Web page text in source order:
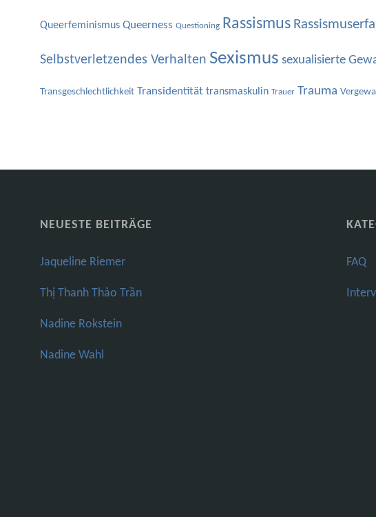
Queerfeminismus Queerness Questioning Rassismus
Selbstverletzendes Verhalten Sexismus sexualisierte
Transgeschlechtlichkeit Transidentität transmaskulin Trauer Trauma
NEUESTE BEITRÄGE
Jaqueline Riemer
Thị Thanh Thảo Trần
Nadine Rokstein
Nadine Wahl
FAQ